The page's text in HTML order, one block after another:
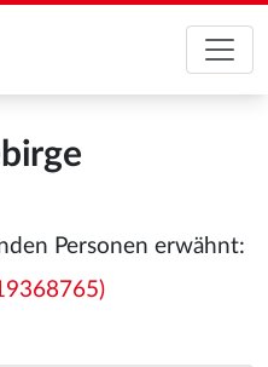
Personen erwähnt: